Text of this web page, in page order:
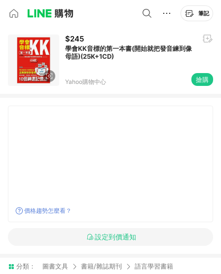
筆記
$245
學會KK音標的第一本書(開始就把發音練到像
母語)(25K+1CD)
Yahoo購物中心 搶購
價格趨勢怎麼看？
設定到價通知
分類： 圖書文具 書籍/雜誌期刊 語言學習書籍